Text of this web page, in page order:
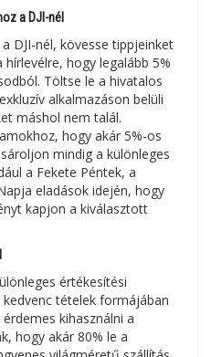
a DJI-nél
DJI-nél, kövesse tippjeinket
hogy legalább 5%
Töltse le a hivatalos
alkalmazáson belüli
máshol nem talál.
hogy akár 5%-os
mindig a különleges
a Fekete Péntek, a
eladások idején, hogy
kapjon a kiválasztott
értékesítési
tételek formájában
kihasználni a
hogy akár 80% le a